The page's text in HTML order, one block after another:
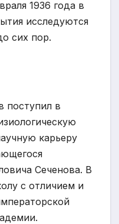
1936 года в
исследуются
сих пор.
поступил в
карьеру
Сеченова. В
с отличием и